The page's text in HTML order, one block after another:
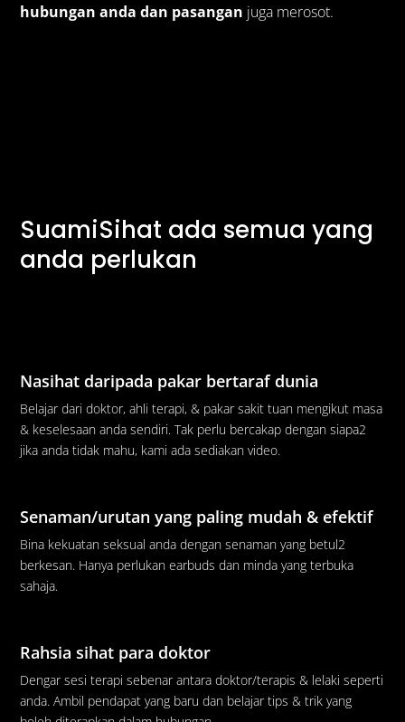
hubungan anda dan pasangan juga merosot.
SuamiSihat ada semua yang
anda perlukan
Nasihat daripada pakar bertaraf dunia
Belajar dari doktor, ahli terapi, & pakar sakit tuan mengikut masa
& keselesaan anda sendiri. Tak perlu bercakap dengan siapa2
jika anda tidak mahu, kami ada sediakan video.
Senaman/urutan yang paling mudah & efektif
Bina kekuatan seksual anda dengan senaman yang betul2
berkesan. Hanya perlukan earbuds dan minda yang terbuka
sahaja.
Rahsia sihat para doktor
Dengar sesi terapi sebenar antara doktor/terapis & lelaki seperti
anda. Ambil pendapat yang baru dan belajar tips & trik yang